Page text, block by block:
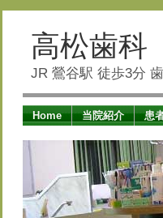
高松歯科
JR 鶯谷駅 徒歩3
Home 当院紹介 患